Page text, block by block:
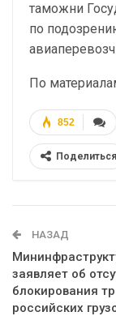
таможни
по
По
852
Поделиться
НАЗАД
заявляет об
блокирования
российских